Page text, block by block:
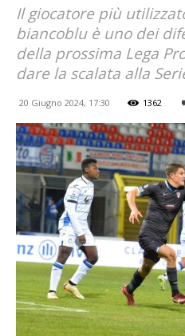
Il giocatore più
biancoblu è uno dei
della prossima Lega
dare la scalata alla
20 Giugno 2024, 17:30 1362